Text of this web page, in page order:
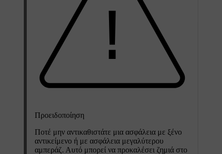
Προειδοποίηση
Ποτέ μην αντικαθιστάτε μια ασφάλεια με ξένο
αντικείμενο ή με ασφάλεια μεγαλύτερου
αμπεράζ. Αυτό μπορεί να προκαλέσει ζημιά στο